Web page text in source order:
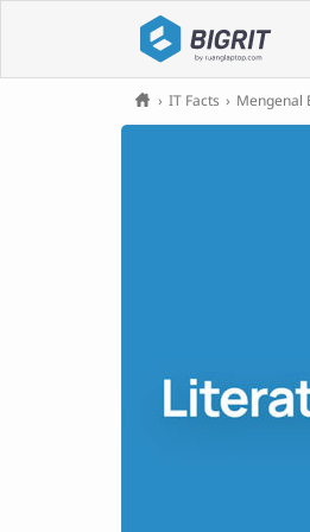
› IT Facts › Mengenal